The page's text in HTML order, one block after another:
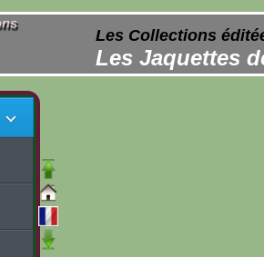
Les Collections
Les Jaquettes